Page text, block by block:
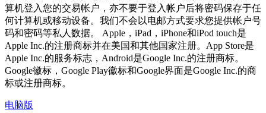
算机登入您的交易帐户，亦不要于登入帐户后将密码保存于任
何计算机或移动设备。我们不会以电邮方式要求您提供帐户号
码和密码等私人数据。 Apple，iPad，iPhone和iPod touch是
Apple Inc.的注册商标并在美国和其他国家注册。App Store是
Apple Inc.的服务标志，Android是Google Inc.的注册商标。
Google徽标，Google Play徽标和Google界面是Google Inc.的商
标或注册商标。
电脑版